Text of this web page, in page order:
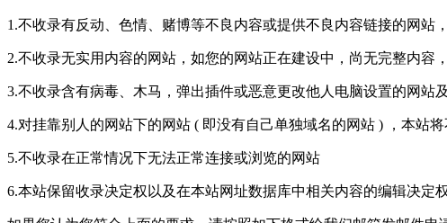
1.不收录有反动、色情、赌博等不良内容或提供不良内容链接的网站
2.不收录无实用内容的网站，如您的网站正在建设中，尚无完整内
3.不收录含有病毒、木马，弹出插件或恶意更改他人电脑设置的网站
4.对挂靠别人的网站下的网站 ( 即没有自己单独域名的网站 ) ，本站
5.不收录在正常情况下无法正常连接或浏览的网站
6.本站保留收录决定权以及在本站网址数据库中相关内容的编辑决定